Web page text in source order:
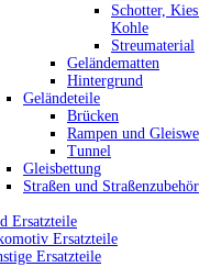
Schotter,
Kohle
Streumaterial
Geländematten
Hintergrund
Geländeteile
Brücken
Rampen und
Tunnel
Gleisbettung
Straßen und Straßenzubehör
Ersatzteile
Ersatzteile
Ersatzteile